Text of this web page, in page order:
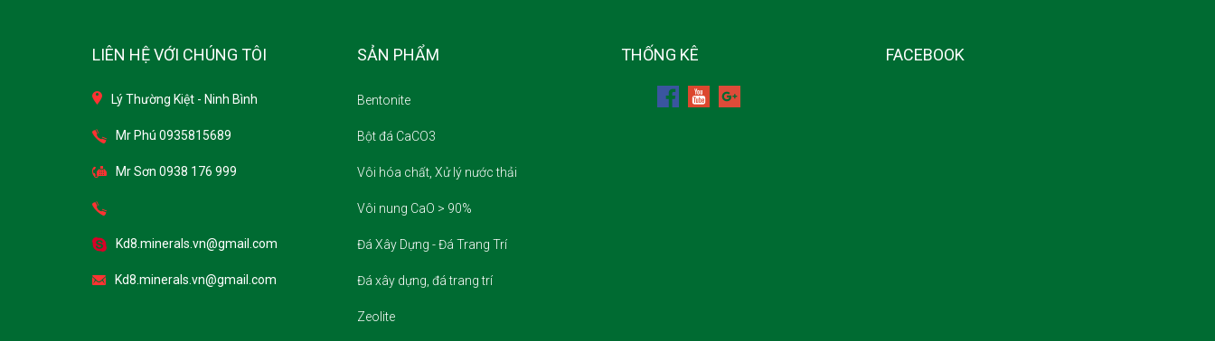
LIÊN HỆ VỚI CHÚNG TÔI
Lý Thường Kiệt - Ninh Bình
Mr Phú 0935815689
Mr Sơn 0938 176 999
Kd8.minerals.vn@gmail.com
Kd8.minerals.vn@gmail.com
SẢN PHẨM
Bentonite
Bột đá CaCO3
Vôi hóa chất, Xử lý nước thải
Vôi nung CaO > 90%
Đá Xây Dựng - Đá Trang Trí
Đá xây dựng, đá trang trí
Zeolite
THỐNG KÊ FACEBOOK